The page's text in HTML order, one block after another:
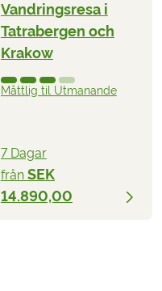
Vandringsresa i
Tatrabergen och
Krakow
Måttlig til Utmanande
7 Dagar
från SEK
14.890,00